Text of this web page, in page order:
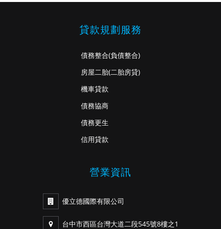
貸款規劃服務
債務整合(負債整合)
房屋二胎(二胎房貸)
機車貸款
債務協商
債務更生
信用貸款
營業資訊
優立德國際有限公司
台中市西區台灣大道二段545號8樓之1